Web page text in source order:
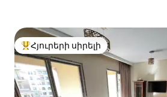
Հյուրերի սիրելի լավագույն տները
Հյուրերի սիրելի